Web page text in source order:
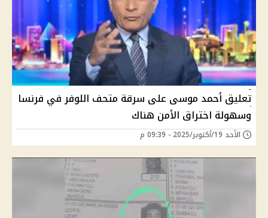
تعليق أحمد موسى على سرقة متحف اللوفر في فرنسا
وسهولة اختراق الأمن هناك
الأحد 19/أكتوبر/2025 - 09:39 م